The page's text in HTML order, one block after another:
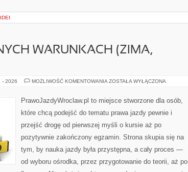
WARUNKACH (ZIMA,
- 2026 MOŻLIWOŚĆ KOMENTOWANIA JAZDA
WARUNKACH
(ZIMA,
NOC)
ZOSTAŁA WYŁĄCZONA
PrawoJazdyWroclaw.pl to miejsce stworzone dla osób,
które chcą podejść do tematu prawa jazdy pewnie i
przejść drogę od pierwszej myśli o kursie aż po
pozytywnie zakończony egzamin. Strona skupia się na
tym, by nauka jazdy była przystępna, a cały proces —
od wyboru ośrodka, przez przygotowanie do teorii, aż po